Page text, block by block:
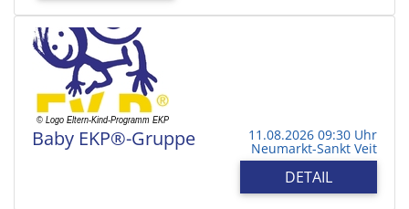
Baby EKP®-Gruppe 11.08.2026 09:30 Uhr
Neumarkt-Sankt Veit
DETAIL